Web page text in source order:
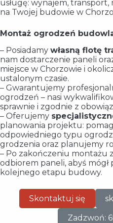
usługę: wynajem,
na Twojej budowie w
Montaż ogrodzeń
– Posiadamy własną flotę
nam dostarczenie paneli
miejsce w Chorzowie i
ustalonym czasie.
– Gwarantujemy
ogrodzeń – nasi
sprawnie i zgodnie z
– Oferujemy
planowania projektu:
odpowiedniego typu
grodzenia oraz planujemy
– Po zakończeniu montażu
odbiorem paneli, abyś mógł
kolejnego etapu budowy.
Skontaktuj się
Zadzwoń: